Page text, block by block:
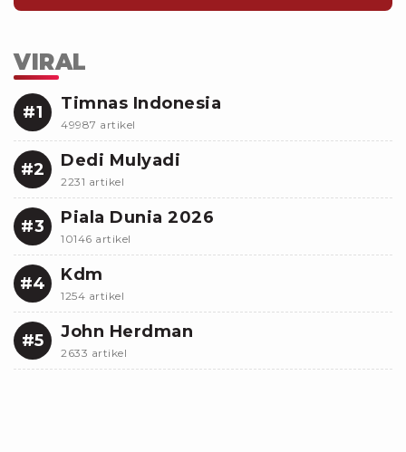
VIRAL
#1 Timnas Indonesia
49987 artikel
#2 Dedi Mulyadi
2231 artikel
#3 Piala Dunia 2026
10146 artikel
#4 Kdm
1254 artikel
#5 John Herdman
2633 artikel